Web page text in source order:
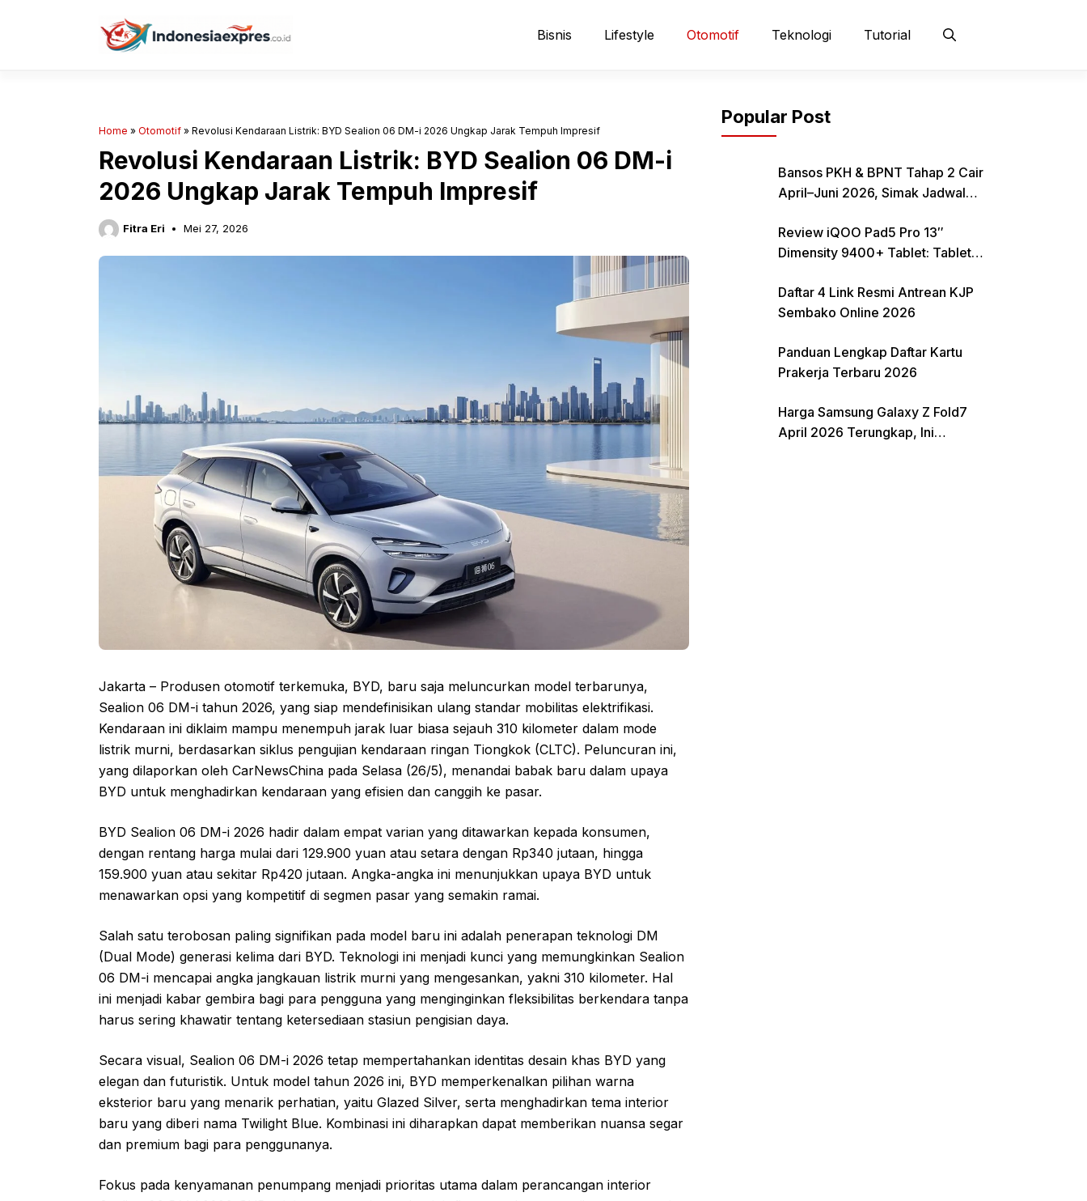
Bisnis Lifestyle Otomotif Teknologi Tutorial
Home » Otomotif » Revolusi Kendaraan Listrik: BYD Sealion 06 DM-i 2026 Ungkap Jarak Tempuh Impresif
Revolusi Kendaraan Listrik: BYD Sealion 06 DM-i
2026 Ungkap Jarak Tempuh Impresif
Fitra Eri Mei 27, 2026
Jakarta – Produsen otomotif terkemuka, BYD, baru saja meluncurkan model terbarunya,
Sealion 06 DM-i tahun 2026, yang siap mendefinisikan ulang standar mobilitas elektrifikasi.
Kendaraan ini diklaim mampu menempuh jarak luar biasa sejauh 310 kilometer dalam mode
listrik murni, berdasarkan siklus pengujian kendaraan ringan Tiongkok (CLTC). Peluncuran ini,
yang dilaporkan oleh CarNewsChina pada Selasa (26/5), menandai babak baru dalam upaya
BYD untuk menghadirkan kendaraan yang efisien dan canggih ke pasar.
BYD Sealion 06 DM-i 2026 hadir dalam empat varian yang ditawarkan kepada konsumen,
dengan rentang harga mulai dari 129.900 yuan atau setara dengan Rp340 jutaan, hingga
159.900 yuan atau sekitar Rp420 jutaan. Angka-angka ini menunjukkan upaya BYD untuk
menawarkan opsi yang kompetitif di segmen pasar yang semakin ramai.
Salah satu terobosan paling signifikan pada model baru ini adalah penerapan teknologi DM
(Dual Mode) generasi kelima dari BYD. Teknologi ini menjadi kunci yang memungkinkan Sealion
06 DM-i mencapai angka jangkauan listrik murni yang mengesankan, yakni 310 kilometer. Hal
ini menjadi kabar gembira bagi para pengguna yang menginginkan fleksibilitas berkendara tanpa
harus sering khawatir tentang ketersediaan stasiun pengisian daya.
Secara visual, Sealion 06 DM-i 2026 tetap mempertahankan identitas desain khas BYD yang
elegan dan futuristik. Untuk model tahun 2026 ini, BYD memperkenalkan pilihan warna
eksterior baru yang menarik perhatian, yaitu Glazed Silver, serta menghadirkan tema interior
baru yang diberi nama Twilight Blue. Kombinasi ini diharapkan dapat memberikan nuansa segar
dan premium bagi para penggunanya.
Fokus pada kenyamanan penumpang menjadi prioritas utama dalam perancangan interior
Popular Post
Bansos PKH & BPNT Tahap 2 Cair
April–Juni 2026, Simak Jadwal
Review iQOO Pad5 Pro 13″
Dimensity 9400+ Tablet: Tablet
9400+ dengan Harga Terjangkau
Daftar 4 Link Resmi Antrean KJP
Sembako Online 2026
Panduan Lengkap Daftar Kartu
Prakerja Terbaru 2026
Harga Samsung Galaxy Z Fold7
April 2026 Terungkap, Ini